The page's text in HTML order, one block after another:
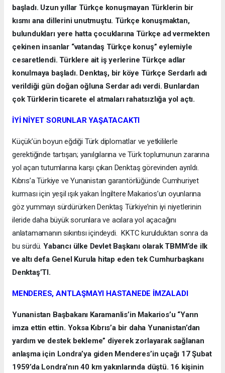
başladı. Uzun yıllar Türkçe konuşmayan Türklerin bir
kısmı ana dillerini unutmuştu. Türkçe konuşmaktan,
bulundukları yere hatta çocuklarına Türkçe ad vermekten
çekinen insanlar “vatandaş Türkçe konuş” eylemiyle
cesaretlendi. Türklere ait iş yerlerine Türkçe adlar
konulmaya başladı. Denktaş, bir köye Türkçe Serdarlı adı
verildiği gün doğan oğluna Serdar adı verdi. Bunlardan
çok Türklerin ticarete el atmaları rahatsızlığa yol açtı.
İYİ NİYET SORUNLAR YAŞATACAKTI
Küçük’ün boyun eğdiği Türk diplomatlar ve yetkililerle
gerektiğinde tartışan; yanılgılarına ve Türk toplumunun zararına
yol açan tutumlarına karşı çıkan Denktaş görevinden ayrıldı.
Kıbrıs’a Türkiye ve Yunanistan garantörlüğünde Cumhuriyet
kurması için yeşil ışık yakan İngiltere Makarios’un oyunlarına
göz yummayı sürdürürken Denktaş Türkiye’nin iyi niyetlerinin
ileride daha büyük sorunlara ve acılara yol açacağını
anlatamamanın sıkıntısı içindeydi. KKTC kurulduktan sonra da
bu sürdü.Yabancı ülke Devlet Başkanı olarak TBMM’de ilk
ve altı defa Genel Kurula hitap eden tek Cumhurbaşkanı
Denktaş’TI.
MENDERES, ANTLAŞMAYI HASTANEDE İMZALADI
Yunanistan Başbakanı Karamanlis’in Makarios’u “Yarın
imza ettin ettin. Yoksa Kıbrıs’a bir daha Yunanistan’dan
yardım ve destek bekleme” diyerek zorlayarak sağlanan
anlaşma için Londra’ya giden Menderes’in uçağı 17 Şubat
1959’da Londra’nın 40 km yakınlarında düştü. 16 kişinin